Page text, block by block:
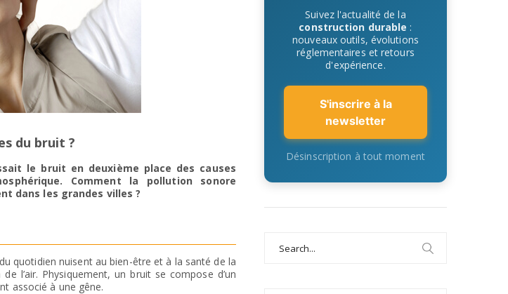
du bruit ?
le bruit en deuxième place des causes
Comment la pollution sonore
dans les grandes villes ?
quotidien nuisent au bien-être et à la santé de la
l’air. Physiquement, un bruit se compose d’un
associé à une gêne.
Suivez l'actualité de la
construction durable :
nouveaux outils, évolutions
réglementaires et retours
d'expérience.
S'inscrire à la
newsletter
Désinscription à tout moment